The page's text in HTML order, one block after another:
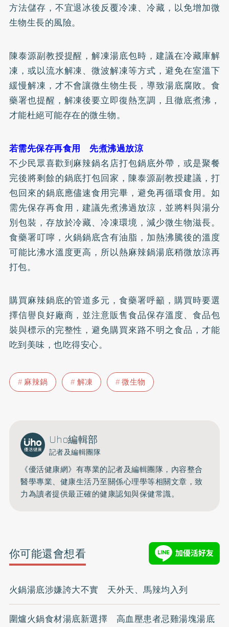
方法儲存，不宜退冰後反覆冷凍、冷藏，以免增加微
生物生長的風險。
陳泰源副教授提醒，解凍湯底包時，建議在冷藏庫解
凍，或以流水解凍、微波解凍等方式，避免在室溫下
緩慢解凍，才不會讓微生物生長，導致湯底腐敗。食
藥署也提醒，解凍後要立即復熱烹調，且徹底煮沸，
才能杜絕可能存在的微生物。
若需先保存再食用 先煮沸過放涼
不少民眾喜歡到麻辣鍋名店打包鍋底外帶，或是聚餐
完後將剩餘的鍋底打包回家，陳泰源副教授建議，打
包回來的鍋底應儘速食用完畢，避免再循環食用。如
需先保存再食用，建議先煮沸過放涼，並將料與湯分
別包裝，存放於冷藏、冷凍環境，減少微生物滋長。
食藥署叮嚀，火鍋鍋底含有油脂，加熱沸騰後的溫度
可能比沸水溫度更高，所以熱麻辣鍋湯底稍微放涼再
打包。
購買麻辣鍋底的管道多元，食藥署呼籲，購買時要選
擇信譽良好廠商，並注意販售食品保存溫度、食品包
裝與標示的完整性，避免購買來路不明之食品，才能
吃到美味，也吃得安心。
麻辣鍋 解凍 微生物
Uho編輯部
記者及編輯團隊
《優活健康網》有專業的記者及編輯團隊，內容整合
醫學專業、健康生活乃至關係心理學等相關文章，致
力為讀者提供最正確的健康認知與保健常識。
你可能還會想看
火鍋湯底涉嫌誇大不實 天外天、馬辣均入列
圍爐火鍋食材湯底新選擇 高血壓患者忌雞湯塊湯底